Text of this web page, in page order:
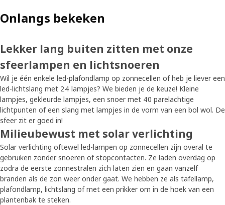
Onlangs bekeken
Lekker lang buiten zitten met onze
sfeerlampen en lichtsnoeren
Wil je één enkele led-plafondlamp op zonnecellen of heb je liever een
led-lichtslang met 24 lampjes? We bieden je de keuze! Kleine
lampjes, gekleurde lampjes, een snoer met 40 parelachtige
lichtpunten of een slang met lampjes in de vorm van een bol wol. De
sfeer zit er goed in!
Milieubewust met solar verlichting
Solar verlichting oftewel led-lampen op zonnecellen zijn overal te
gebruiken zonder snoeren of stopcontacten. Ze laden overdag op
zodra de eerste zonnestralen zich laten zien en gaan vanzelf
branden als de zon weer onder gaat. We hebben ze als tafellamp,
plafondlamp, lichtslang of met een prikker om in de hoek van een
plantenbak te steken.